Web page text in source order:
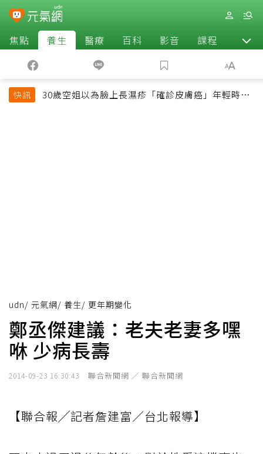
焦點 養生 醫療 百科 影音 課程 退休
快訊
30歲空姐以為臉上長濕疹「確診皮膚癌」年輕時一
udn/ 元氣網/ 養生/ 更年期變化
鄭丞傑建議：老夫老妻多嘿
咻 少病長壽
2014-09-23 16:30:43 聯合新聞網 ／ 聯合新聞網
【聯合報╱記者詹建富／台北報導】